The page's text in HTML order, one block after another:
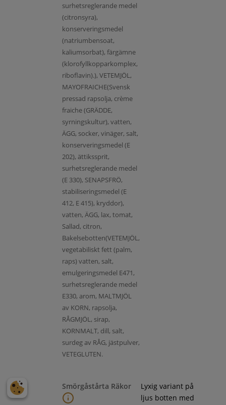
surhetsreglerande medel
(citronsyra),
konserveringsmedel
(natriumbensoat,
kaliumsorbat), färgämne
(klorofyllkopparkomplex,
riboflavin).), VETEMJÖL,
MAYOFRAICHE(Svensk
pressad rapsolja, crème
fraiche (GRÄDDE,
syrningskultur), vatten,
ÄGG, socker, vinäger, salt,
konserveringsmedel (E
202), ättikssprit,
surhetsreglerande medel
(E 330), SENAPSFRÖ,
stabiliseringsmedel (E
412, E 415), kryddor),
vatten, ÄGG, lax, tomat,
Sallad, citron,
Bakelsebotten(VETEMJÖL,
vegetabiliskt fett (palm,
raps) vatten, salt,
emulgeringsmedel E471,
surhetsreglerande medel
E330, arom, MALTMJÖL
av KORN, rapsolja,
RÅGMJÖL, sirap,
KORNMALT, dill, salt,
surdeg av RÅG, jästpulver,
VETEGLUTEN.
Smörgåstårta Räkor
Lyxig variant på
ljus botten med